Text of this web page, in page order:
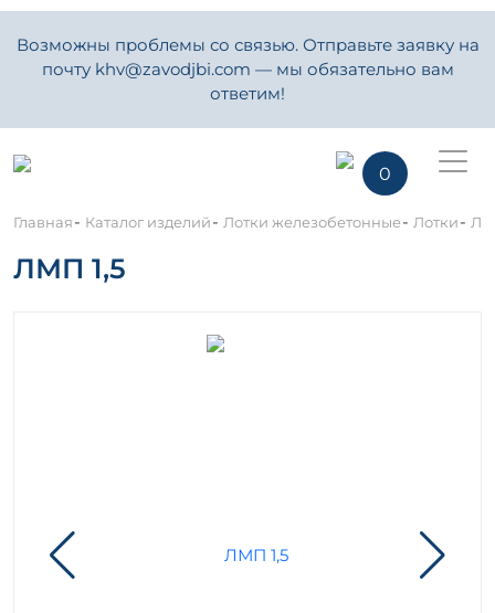
Возможны проблемы со связью. Отправьте заявку на
почту khv@zavodjbi.com — мы обязательно вам
ответим!
0
Главная- Каталог изделий- Лотки железобетонные- Лотки-
ЛМП 1,5